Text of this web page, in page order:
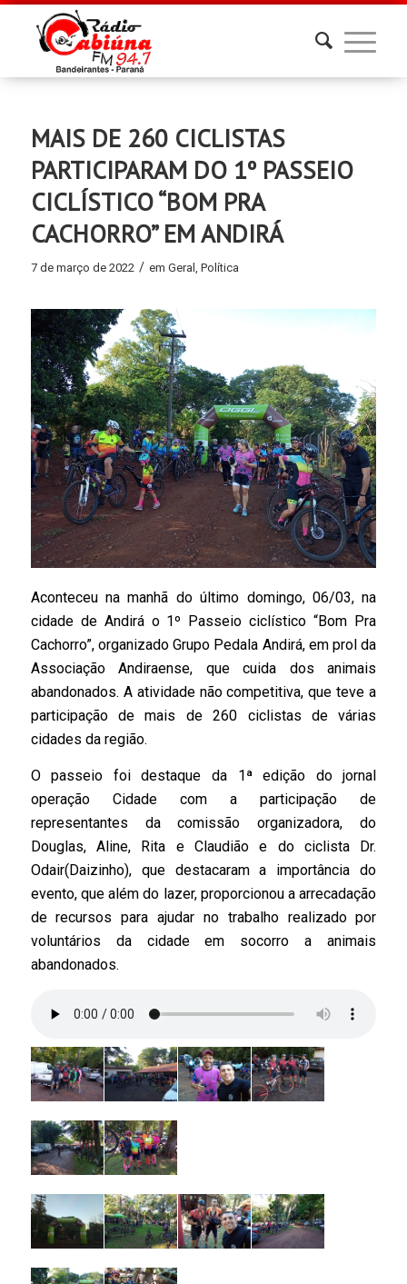
MAIS DE 260 CICLISTAS
PARTICIPARAM DO 1º PASSEIO
CICLÍSTICO “BOM PRA
CACHORRO” EM ANDIRÁ
7 de março de 2022 / em Geral , Política
Aconteceu na manhã do último domingo, 06/03, na
cidade de Andirá o 1º Passeio ciclístico “Bom Pra
Cachorro”, organizado Grupo Pedala Andirá, em prol da
Associação Andiraense, que cuida dos animais
abandonados. A atividade não competitiva, que teve a
participação de mais de 260 ciclistas de várias
cidades da região.
O passeio foi destaque da 1ª edição do jornal
operação Cidade com a participação de
representantes da comissão organizadora, do
Douglas, Aline, Rita e Claudião e do ciclista Dr.
Odair(Daizinho), que destacaram a importância do
evento, que além do lazer, proporcionou a arrecadação
de recursos para ajudar no trabalho realizado por
voluntários da cidade em socorro a animais
abandonados.